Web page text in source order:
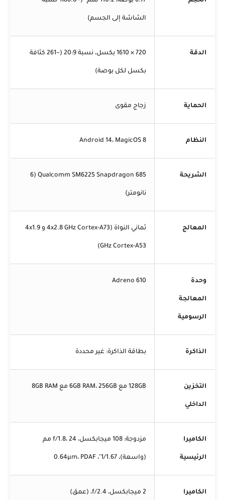
الشاشة إلى الجسم)
الدقة 720 × 1610 بكسل، نسبة 20:9 (~261 كثافة
بكسل لكل بوصة)
الحماية زجاج مقوى
النظام Android 14، MagicOS 8
الشريحة Qualcomm SM6225 Snapdragon 685 (6
نانومتر)
المعالج ثماني النواة (4x2.8 GHz Cortex-A73 و 4x1.9
GHz Cortex-A53)
وحدة
المعالجة
الرسومية
Adreno 610
الذاكرة بطاقة الذاكرة: غير محددة
التخزين
الداخلي
128GB مع 6GB RAM، 256GB مع 8GB RAM
الكاميرا
الرئيسية
مزدوجة: 108 ميجابكسل، f/1.8، 24 مم
(واسعة)، 1/1.67"، 0.64µm، PDAF
الكاميرا 2 ميجابكسل، f/2.4، (عمق)